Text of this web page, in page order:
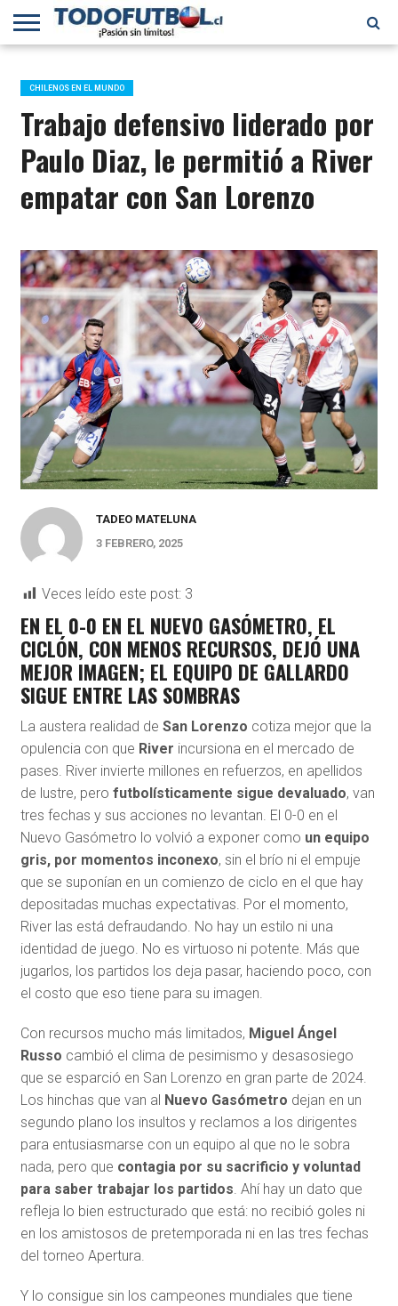
PRIMERA
B
SELECCIÓN
CHILENA
CHILENOS
EN EL
MUNDO
FÚTBOL
INTERNACIONAL
CHILENOS EN EL MUNDO
Trabajo defensivo liderado por
Paulo Diaz, le permitió a River
empatar con San Lorenzo
TADEO MATELUNA
3 FEBRERO, 2025
Veces leído este post: 3
EN EL 0-0 EN EL NUEVO GASÓMETRO, EL
CICLÓN, CON MENOS RECURSOS, DEJÓ UNA
MEJOR IMAGEN; EL EQUIPO DE GALLARDO
SIGUE ENTRE LAS SOMBRAS
La austera realidad de San Lorenzo cotiza mejor que la
opulencia con que River incursiona en el mercado de
pases. River invierte millones en refuerzos, en apellidos
de lustre, pero futbolísticamente sigue devaluado, van
tres fechas y sus acciones no levantan. El 0-0 en el
Nuevo Gasómetro lo volvió a exponer como un equipo
gris, por momentos inconexo, sin el brío ni el empuje
que se suponían en un comienzo de ciclo en el que hay
depositadas muchas expectativas. Por el momento,
River las está defraudando. No hay un estilo ni una
identidad de juego. No es virtuoso ni potente. Más que
jugarlos, los partidos los deja pasar, haciendo poco, con
el costo que eso tiene para su imagen.
Con recursos mucho más limitados, Miguel Ángel
Russo cambió el clima de pesimismo y desasosiego
que se esparció en San Lorenzo en gran parte de 2024.
Los hinchas que van al Nuevo Gasómetro dejan en un
segundo plano los insultos y reclamos a los dirigentes
para entusiasmarse con un equipo al que no le sobra
nada, pero que contagia por su sacrificio y voluntad
para saber trabajar los partidos. Ahí hay un dato que
refleja lo bien estructurado que está: no recibió goles ni
en los amistosos de pretemporada ni en las tres fechas
del torneo Apertura.
Y lo consigue sin los campeones mundiales que tiene